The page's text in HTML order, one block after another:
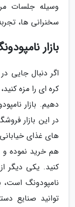
وسیله جلسات
سخنرانی ها،
بازار
اگر دنبال جایی
کره ای را مزه
دهیم. بازار
در این بازار
های غذای
هم خرید نموده
کنید. یکی دیگر
نامپودونگ است،
توانید صنایع